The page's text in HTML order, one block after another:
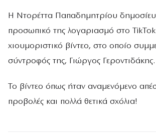
Η Ντορέττα Παπαδημητρίου
προσωπικό της λογαριασμό στο TikTok
χιουμοριστικό βίντεο, στο οποίο
σύντροφός της, Γιώργος Γεροντιδάκης.
Το βίντεο όπως ήταν αναμενόμενο
προβολές και πολλά θετικά σχόλια!